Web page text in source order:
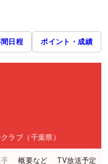
日程 ポイント・成績
ラブ（千葉県）
概要など TV放送予定